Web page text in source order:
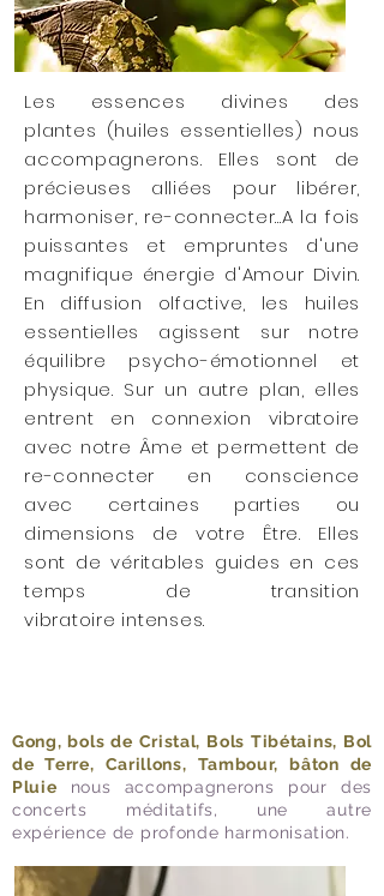
Les essences divines des
plantes (huiles essentielles) nous
accompagnerons. Elles sont de
précieuses alliées pour libérer,
harmoniser, re-connecter...A la fois
puissantes et empruntes d'une
magnifique énergie d'Amour Divin.
En diffusion olfactive, les huiles
essentielles agissent sur notre
équilibre psycho-émotionnel et
physique. Sur un autre plan, elles
entrent en connexion vibratoire
avec notre Âme et permettent de
re-connecter en conscience
avec certaines parties ou
dimensions de votre Être. Elles
sont de véritables guides en ces
temps de transition
vibratoire intenses.
Gong, bols de Cristal, Bols Tibétains, Bol
de Terre, Carillons, Tambour, bâton de
Pluie
nous accompagnerons pour des
concerts méditatifs, une autre
expérience de profonde harmonisation.